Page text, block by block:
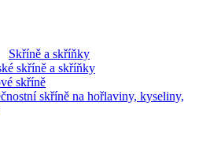
Skříně a skříňky
skříně a skříňky
skříně
skříně na hořlaviny, kyseliny,